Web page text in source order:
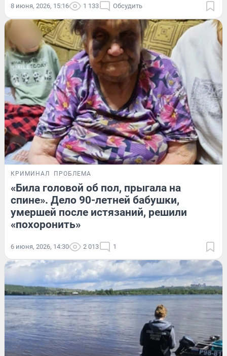
8 июня, 2026, 15:16 1 133 Обсудить
КРИМИНАЛ ПРОБЛЕМА
«Била головой об пол, прыгала на
спине». Дело 90-летней бабушки,
умершей после истязаний, решили
«похоронить»
6 июня, 2026, 14:30 2 013 1